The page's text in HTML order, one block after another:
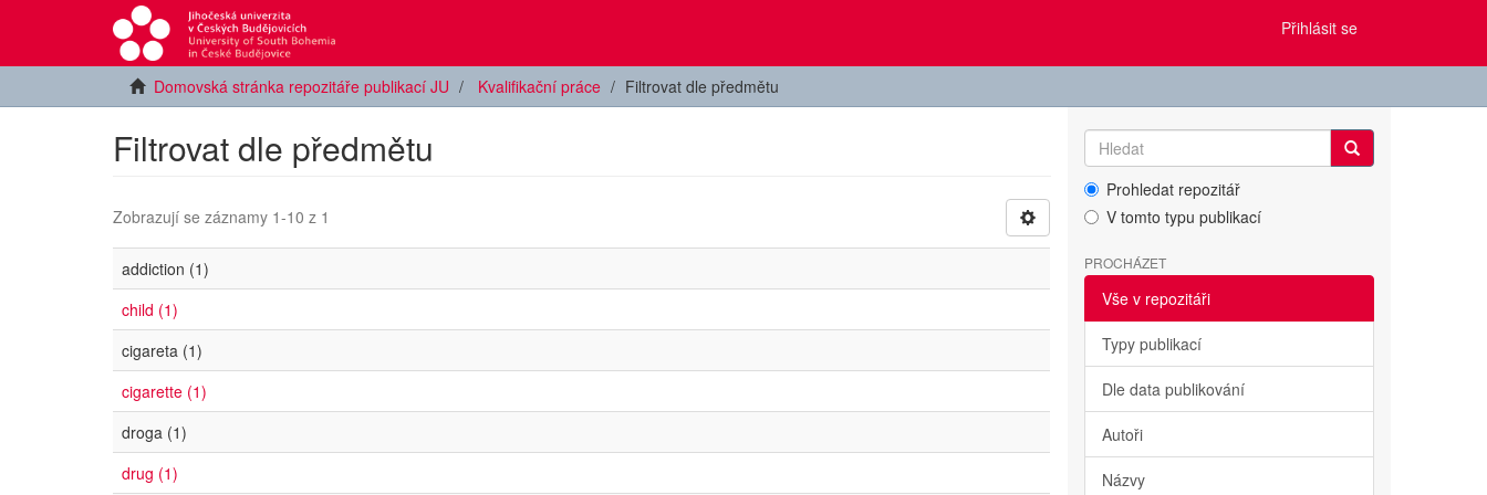
Přihlásit se
Domovská stránka repozitáře publikací JU Kvalifikační práce Filtrovat dle předmětu
Filtrovat dle předmětu
Zobrazují se záznamy 1-10 z 1
addiction (1)
child (1)
cigareta (1)
cigarette (1)
droga (1)
drug (1)
Prohledat repozitář
V tomto typu publikací
PROCHÁZET
Vše v repozitáři
Typy publikací
Dle data publikování
Autoři
Názvy